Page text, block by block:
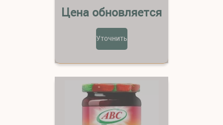
Цена обновляется
Уточнить